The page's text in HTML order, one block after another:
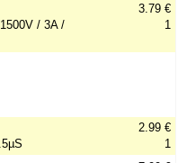
/ 3A /
3.79 €
1
2.99 €
1